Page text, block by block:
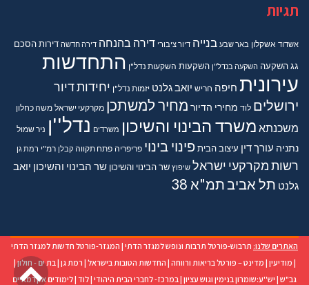
תגיות
אשדוד אשקלון באר שבע בנייה דיור ציבורי דירה בהנחה דירה חדשה דירותהסכם
גגהשקעה השקעה בנדל"ן השקעות השקעות נדל"ן התחדשות
עירונית חיפה חריש יואב גלנט יזמות נדל"ן יחידות דיור
ירושלים לוד מחירי הדיור מחיר למשתכן מקרקעי ישראל משה כחלון
משכנתא משרד הבינוי והשיכון משרדים נדל''ן ניר שמול
נתניה עורך דין עיצוב הבית פינוי בינוי פריפריה פתח תקווה קבלן רמ"י רמת גן
רשות מקרקעי ישראל שיפוץ שר הבינוי והשיכון שר הבינוי והשיכון יואב
גלנט תל אביבתמ"א 38
האתרים שלנו: תרבוש-פורטל תרבות ונופש למגזר הדתי | המגזר-פורטל חדשות למגזר הדתי
| מודיעין | מדינט – פורטל בריאות ורווחה | החדשות הטובות בישראל | רמת גן |בת ים - חולון|
גב"ש | יש''ע:שומרון בנימין וגוש עציון |במרכז- לחברי הבית היהודי |לוד |לימודים אקדמאיים